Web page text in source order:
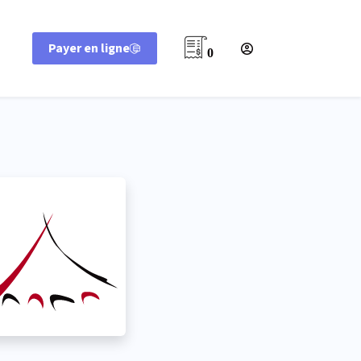
Payer en ligne 0